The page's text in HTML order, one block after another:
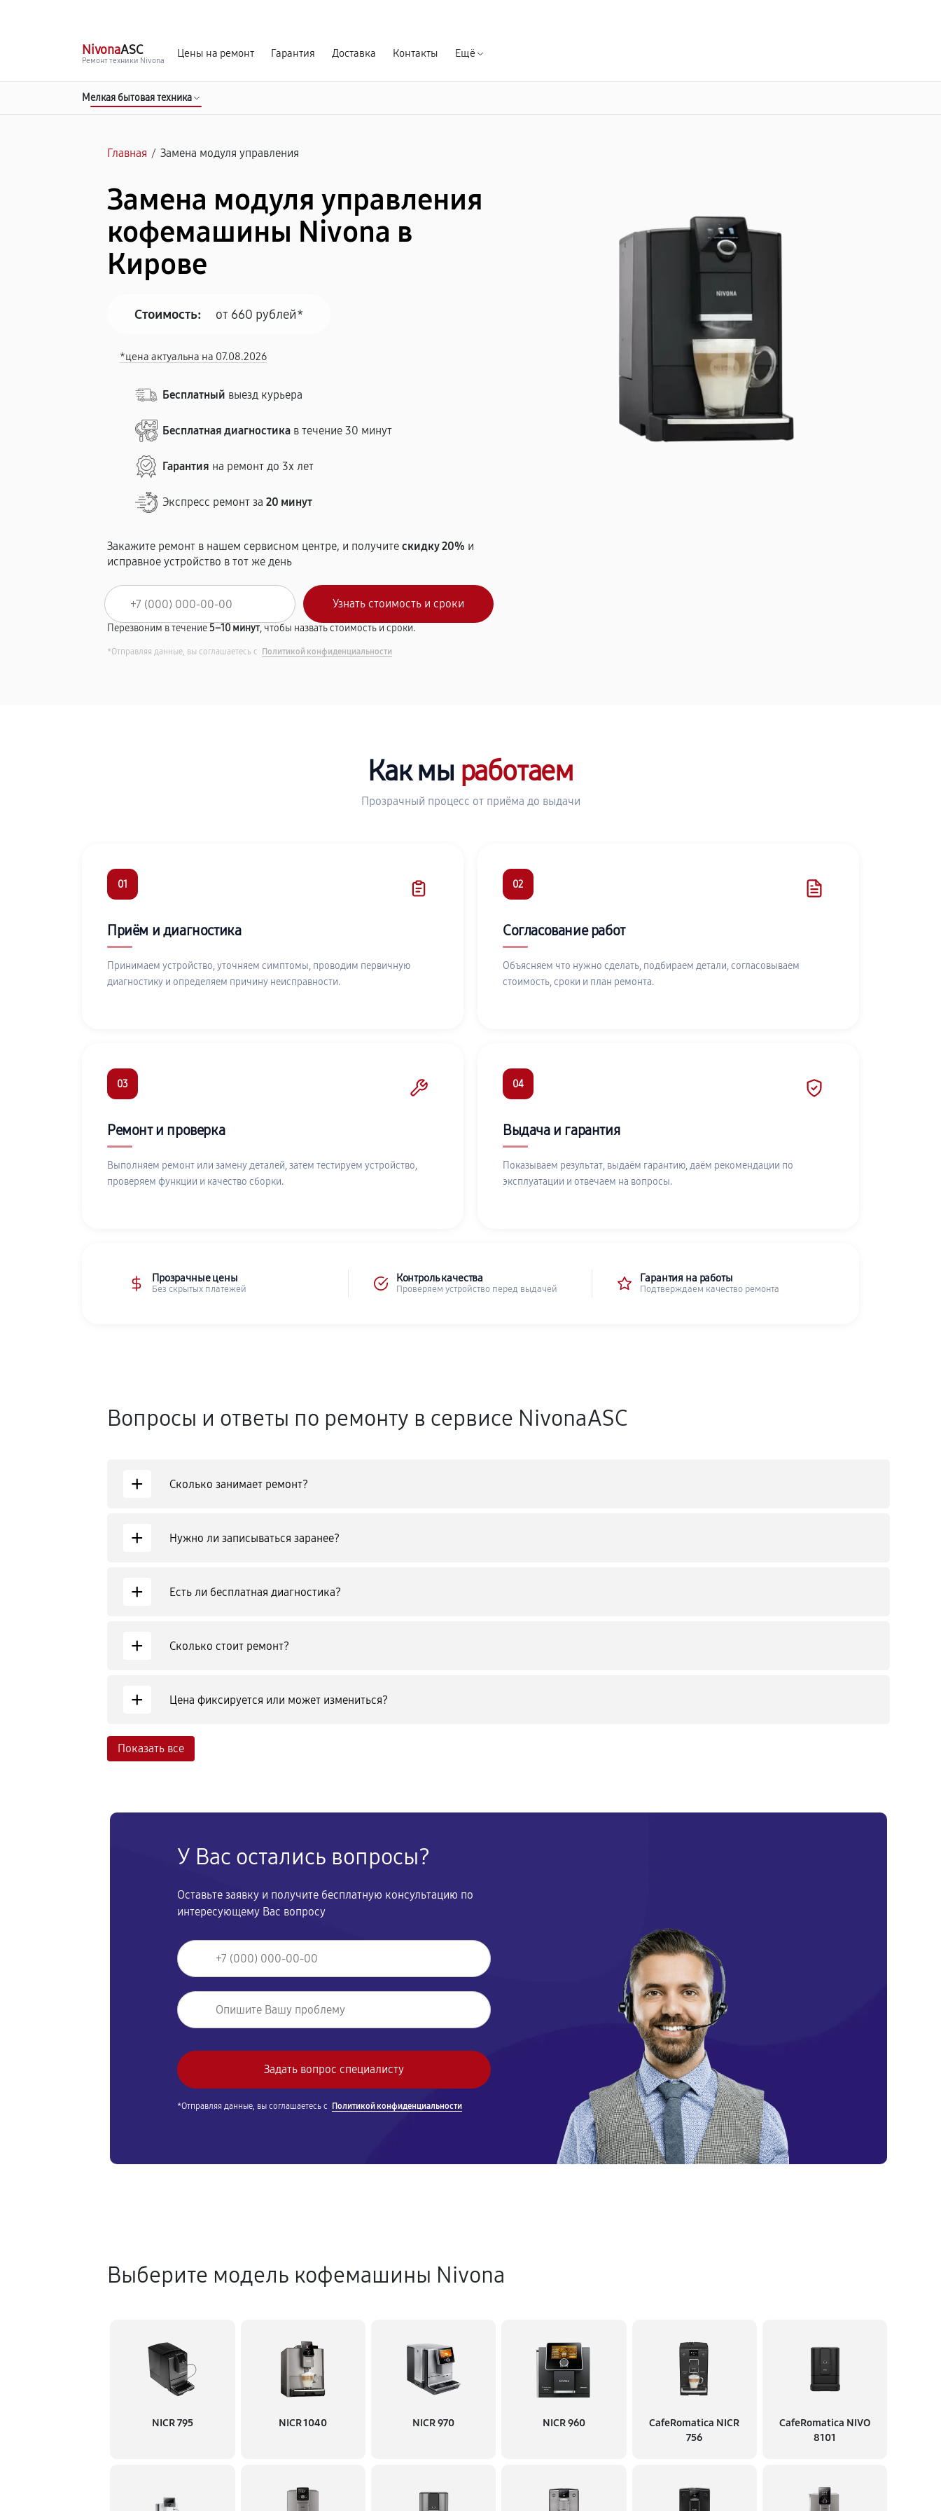
NivonaASC
Ремонт техники Nivona
Цены на ремонт Гарантия Доставка Контакты Ещё
Мелкая бытовая техника
Главная / Замена модуля управления
Замена модуля управления
кофемашины Nivona в
Кирове
Стоимость: от 660 рублей*
*цена актуальна на 07.08.2026
Бесплатный выезд курьера
Бесплатная диагностика в течение 30 минут
Гарантия на ремонт до 3х лет
Экспресс ремонт за20 минут
Закажите ремонт в нашем сервисном центре, и получитескидку 20% и
исправное устройство в тот же день
Перезвоним в течение5–10 минут, чтобы назвать стоимость и сроки.
*Отправляя данные, вы соглашаетесь с Политикой конфиденциальности
Как мы работаем
Прозрачный процесс от приёма до выдачи
01
Приём и диагностика
Принимаем устройство, уточняем симптомы, проводим первичную
диагностику и определяем причину неисправности.
02
Согласование работ
Объясняем что нужно сделать, подбираем детали, согласовываем
стоимость, сроки и план ремонта.
03
Ремонт и проверка
Выполняем ремонт или замену деталей, затем тестируем устройство,
проверяем функции и качество сборки.
04
Выдача и гарантия
Показываем результат, выдаём гарантию, даём рекомендации по
эксплуатации и отвечаем на вопросы.
Прозрачные цены
Без скрытых платежей
Контроль качества
Проверяем устройство перед выдачей
Гарантия на работы
Подтверждаем качество ремонта
Вопросы и ответы по ремонту в сервисе NivonaASC
+ Сколько занимает ремонт?
+ Нужно ли записываться заранее?
+ Есть ли бесплатная диагностика?
+ Сколько стоит ремонт?
+ Цена фиксируется или может измениться?
Показать все
У Вас остались вопросы?
Оставьте заявку и получите бесплатную консультацию по
интересующему Вас вопросу
*Отправляя данные, вы соглашаетесь с Политикой конфиденциальности
Выберите модель кофемашины Nivona
NICR 795 NICR 1040 NICR 970 NICR 960
CafeRomatica NICR
756
CafeRomatica NIVO
8101